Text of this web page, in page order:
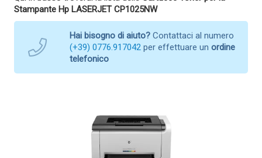
Stampante Hp LASERJET CP1025NW
Hai bisogno di aiuto? Contattaci al numero
(+39) 0776.917042 per effettuare un ordine
telefonico